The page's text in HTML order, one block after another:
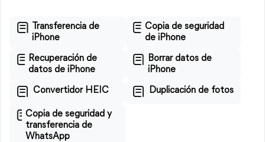
Transferencia de
iPhone
Copia de seguridad
de iPhone
Recuperación de
datos de iPhone
Borrar datos de
iPhone
Convertidor HEIC Duplicación de fotos
Copia de seguridad y
transferencia de
WhatsApp